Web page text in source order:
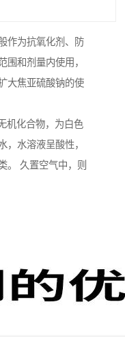
作为抗氧化剂、防
围和剂量内使用，
大焦亚硫酸钠的使
机化合物，为白色
，水溶液呈酸性，
。 久置空气中，则